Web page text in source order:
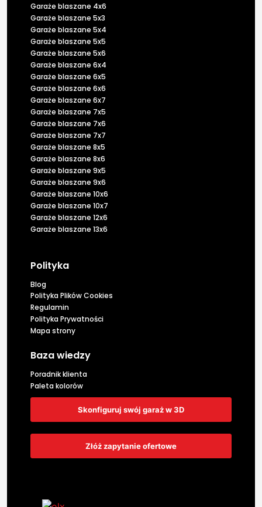
Garaże blaszane 4x6
Garaże blaszane 5x3
Garaże blaszane 5x4
Garaże blaszane 5x5
Garaże blaszane 5x6
Garaże blaszane 6x4
Garaże blaszane 6x5
Garaże blaszane 6x6
Garaże blaszane 6x7
Garaże blaszane 7x5
Garaże blaszane 7x6
Garaże blaszane 7x7
Garaże blaszane 8x5
Garaże blaszane 8x6
Garaże blaszane 9x5
Garaże blaszane 9x6
Garaże blaszane 10x6
Garaże blaszane 10x7
Garaże blaszane 12x6
Garaże blaszane 13x6
Polityka
Blog
Polityka Plików Cookies
Regulamin
Polityka Prywatności
Mapa strony
Baza wiedzy
Poradnik klienta
Paleta kolorów
Skonfiguruj swój garaż w 3D
Złóż zapytanie ofertowe